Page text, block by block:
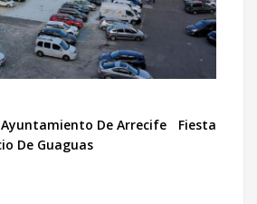
Ayuntamiento De Arrecife
Fiesta
De Guaguas